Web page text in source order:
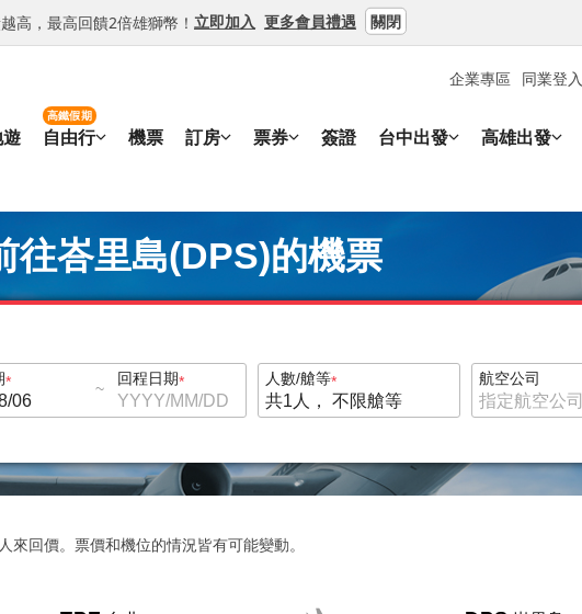
高，最高回饋2倍雄獅幣！ 立即加入 更多會員禮遇 關閉
企業專區 同業登入
自由行
高鐵假期
機票 訂房 票券 簽證 台中出發 高雄出發
往峇里島(DPS)的機票
~
回程日期 人數/艙等 航空公司
來回價。票價和機位的情況皆有可能變動。